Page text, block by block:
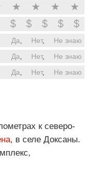
★ ★ ★ ★
$ $ $ $ $
Да Нет,
Не знаю
Да Нет,
Не знаю
Да Нет, Не знаю
к северо-
, в селе Доксаны.